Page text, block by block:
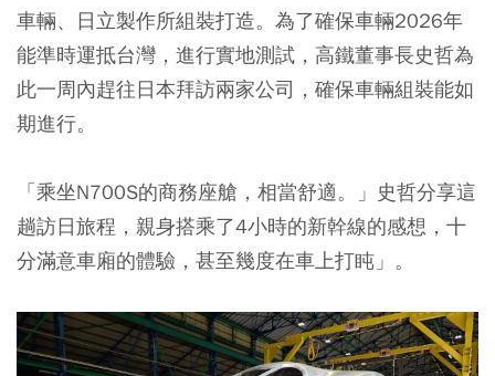
車輛、日立製作所組裝打造。為了確保車輛2026年
能準時運抵台灣，進行實地測試，高鐵董事長史哲為
此一周內趕往日本拜訪兩家公司，確保車輛組裝能如
期進行。
「乘坐N700S的商務座艙，相當舒適。」史哲分享這
趟訪日旅程，親身搭乘了4小時的新幹線的感想，十
分滿意車廂的體驗，甚至幾度在車上打盹」。